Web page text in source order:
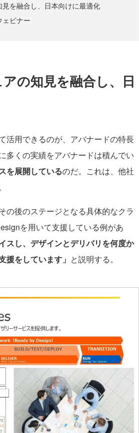
を融合し、日本向けに最適化
ビナー
の知見を融合し、日
活用できるのが、アバナードの特長
多くの実績をアバナードは積んでい
を展開しているのだ。これは、他社
後のステージとなる具体的なクラ
を用いて支援している例があ
スし、デザインとデリバリを何度か
をしています」 と説明する。